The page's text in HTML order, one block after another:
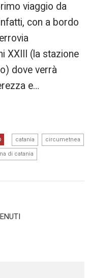
viaggio da
con a bordo
XXIII (la stazione
dove verrà
e…
catania circumetnea
di catania